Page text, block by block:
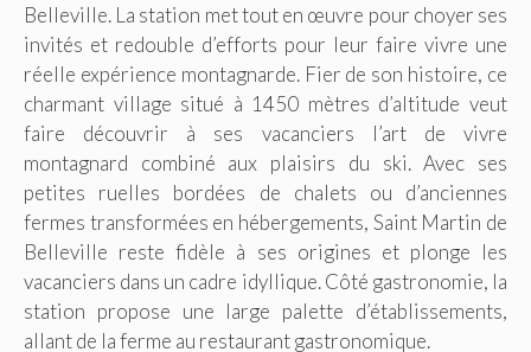
Belleville. La station met tout en œuvre pour choyer ses
invités et redouble d’efforts pour leur faire vivre une
réelle expérience montagnarde. Fier de son histoire, ce
charmant village situé à 1450 mètres d’altitude veut
faire découvrir à ses vacanciers l’art de vivre
montagnard combiné aux plaisirs du ski. Avec ses
petites ruelles bordées de chalets ou d’anciennes
fermes transformées en hébergements, Saint Martin de
Belleville reste fidèle à ses origines et plonge les
vacanciers dans un cadre idyllique. Côté gastronomie, la
station propose une large palette d’établissements,
allant de la ferme au restaurant gastronomique.